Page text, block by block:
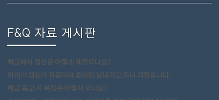
F&Q 자료 게시판
학교에서 점심은 어떻게 제공되나요?
아이가 캠프가 처음이라 혼자만 보내려고 하니 걱정입니다.
학교 등교 시 복장은 어떻게 되나요?